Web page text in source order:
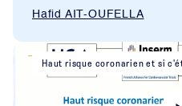
Hafid AIT-OUFELLA
Haut risque coronarien et si